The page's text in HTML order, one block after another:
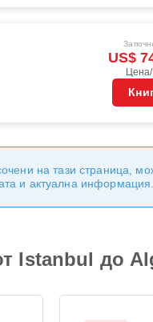
US$
на тази страница,
и актуална информация.
Istanbul до